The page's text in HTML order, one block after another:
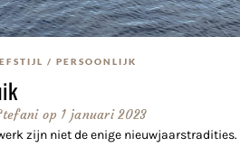
/ PERSOONLIJK
op 1 januari 2023
zijn niet de enige nieuwjaarstradities.